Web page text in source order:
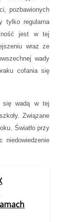
pozbawionych
tylko regularna
jest w tej
wraz ze
wady
cofania się
się wadą w tej
Związane
Światło przy
niedowiedzenie